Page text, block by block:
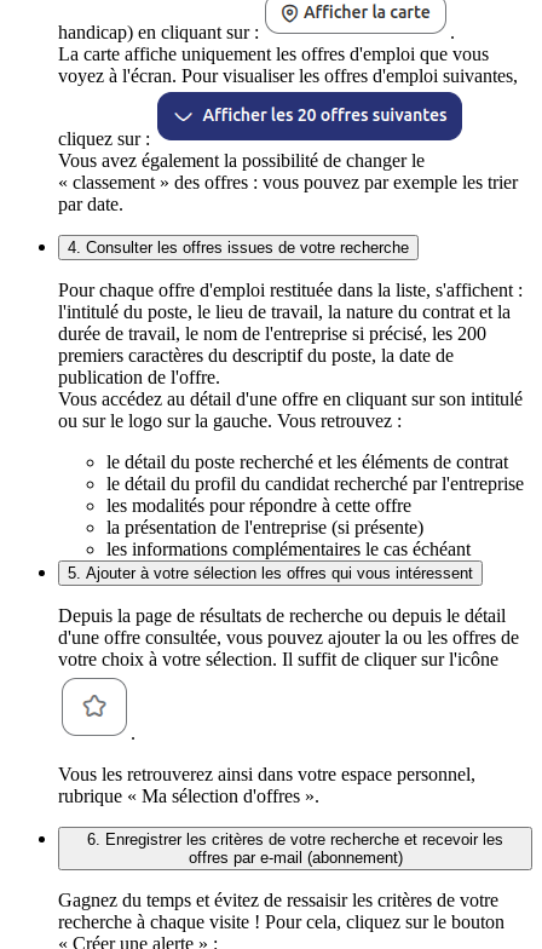
handicap) en cliquant sur :
.
La carte affiche uniquement les offres d'emploi que vous
voyez à l'écran. Pour visualiser les offres d'emploi suivantes,
cliquez sur :
Vous avez également la possibilité de changer le
« classement » des offres : vous pouvez par exemple les trier
par date.
4. Consulter les offres issues de votre recherche
Pour chaque offre d'emploi restituée dans la liste, s'affichent :
l'intitulé du poste, le lieu de travail, la nature du contrat et la
durée de travail, le nom de l'entreprise si précisé, les 200
premiers caractères du descriptif du poste, la date de
publication de l'offre.
Vous accédez au détail d'une offre en cliquant sur son intitulé
ou sur le logo sur la gauche. Vous retrouvez :
le détail du poste recherché et les éléments de contrat
le détail du profil du candidat recherché par l'entreprise
les modalités pour répondre à cette offre
la présentation de l'entreprise (si présente)
les informations complémentaires le cas échéant
5. Ajouter à votre sélection les offres qui vous intéressent
Depuis la page de résultats de recherche ou depuis le détail
d'une offre consultée, vous pouvez ajouter la ou les offres de
votre choix à votre sélection. Il suffit de cliquer sur l'icône
.
Vous les retrouverez ainsi dans votre espace personnel,
rubrique « Ma sélection d'offres ».
6. Enregistrer les critères de votre recherche et recevoir les
offres par e-mail (abonnement)
Gagnez du temps et évitez de ressaisir les critères de votre
recherche à chaque visite ! Pour cela, cliquez sur le bouton
« Créer une alerte » :